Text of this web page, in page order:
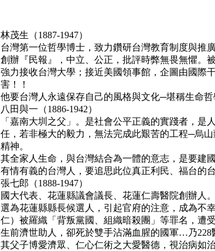
林茂生（1887-1947）
台灣第一位哲學博士，致力鑽研台灣教育制度與推
創辦『民報』，中立、公正，批評時弊無畏無懼。
強力接收台灣大學；接近美國領事館，企圖由國際
害！！
他要台灣人永遠保存自己的風格與文化─堪稱生命哲
八田與一（1886-1942）
「嘉南大圳之父」。是社會公平正義的實踐者，
任，若非極大的毅力，無法完成此艱苦的工程─烏
精神。
其全家人生命，與台灣結合為一體的意志，是要建
有情有義的台灣人，要追思此位真正利民、福台的
張七郎（1888-1947）
國大代表、花蓮縣議會議長、花蓮仁壽醫院創辦人
選為花蓮縣縣長候選人，引起官府的注意，成為不
仁）被羅織「背叛黨國、組織暗殺團」等罪名，遭
生前濟世助人，卻死於雙手沾滿血腥的國軍…乃228
其父子博愛濟眾、仁心仁術之大愛醫德，視治病如